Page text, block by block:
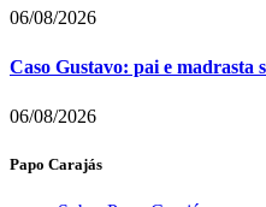
06/08/2026
Caso Gustavo: pai e madrasta
06/08/2026
Papo Carajás